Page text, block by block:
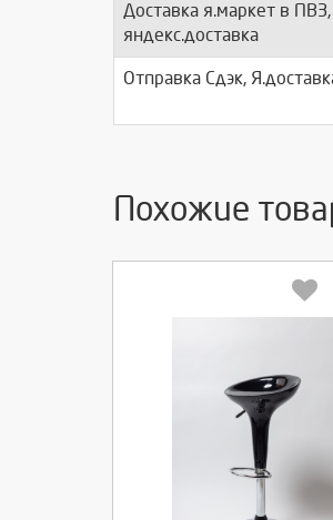
Доставка я.маркет в ПВЗ,
яндекс.доставка
Отправка Сдэк,
Похожие
Выберите